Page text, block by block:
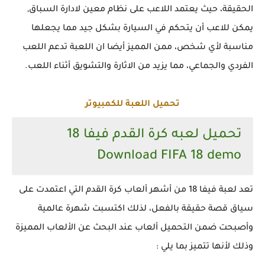
الحقيقة، حيث يعتمد اللاعب على نظام معين لادارة السباق,
يمكن للاعب أن يتحكم في السيارة بشكل جيد مما يجعلها
مناسبة لأي شخص، ممن المميز أيضا ان اللعبة تدعم اللعب
الفردي والجماعي، مما يزيد من الاثارة والتشويق أثناء اللعب.
تحميل اللعبة للكمبيوتر
تحميل لعبه كرة القدم فيفا 18
Download FIFA 18 demo
تعد لعبة فيفا 18 من أشهر ألعاب كرة القدم التي اعتمدت على
سياق قصة حقيقة بالفعل، لذلك اكتسبت شهرة عالمية
وأصبحت ضمن التحميل ألعاب عند البحث عن الألعاب المميزة
وذلك لأنها تتميز بما يلي :